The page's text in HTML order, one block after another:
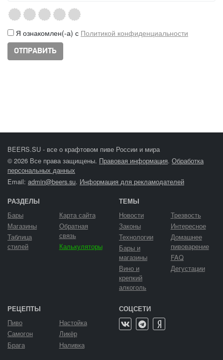
Я ознакомлен(-а) с Политикой конфиденциальности
BEERS.SU - все о крафтовом пиве России и мира
© 2026 Все права защищены. Правовая информация. Обработка
персональных данных
Email: admin@beers.su. Информация для рекламодателей
РАЗДЕЛЫ
Бары
Магазины
Таблица
стилей
Карта сайта
Обратная
связь
Калькуляторы
ТЕМЫ
Новости
Законы
Технологии
Бары и
магазины
Вино и
крепкий
алкоголь
Трезвость
Интересное
Домашнее
пивоварение
FAQ
Дегустации
РЕЦЕПТЫ
Пиво
Самогон
Брага
Настойка
Ликёр
Наливка
СОЦСЕТИ